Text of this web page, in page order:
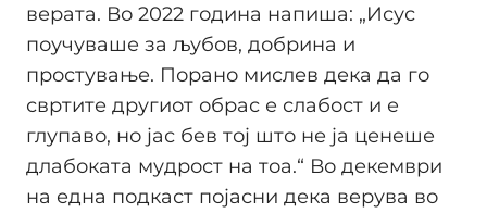
верата. Во 2022 година напиша: „Исус
поучуваше за љубов, добрина и
простување. Порано мислев дека да го
свртите другиот обрас е слабост и е
глупаво, но јас бев тој што не ја ценеше
длабоката мудрост на тоа.“ Во декември
на една подкаст појасни дека верува во